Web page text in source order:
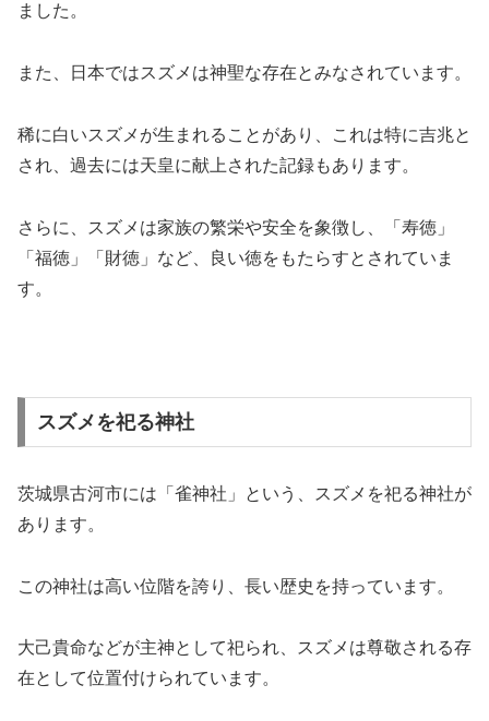
ました。
また、日本ではスズメは神聖な存在とみなされています。
稀に白いスズメが生まれることがあり、これは特に吉兆と
され、過去には天皇に献上された記録もあります。
さらに、スズメは家族の繁栄や安全を象徴し、「寿徳」
「福徳」「財徳」など、良い徳をもたらすとされていま
す。
スズメを祀る神社
茨城県古河市には「雀神社」という、スズメを祀る神社が
あります。
この神社は高い位階を誇り、長い歴史を持っています。
大己貴命などが主神として祀られ、スズメは尊敬される存
在として位置付けられています。